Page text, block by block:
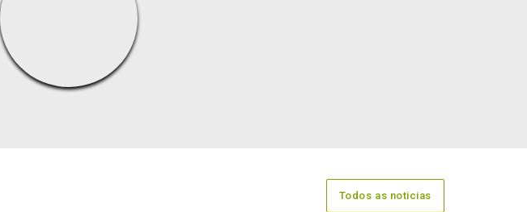
Todos as noticias